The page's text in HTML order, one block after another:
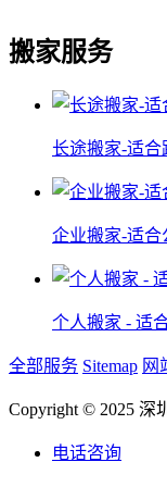
搬家服务
长途搬家-适合
企业搬家-适合
个人搬家 - 适
全部服务 Sitemap 网
Copyright © 2025
电话咨询